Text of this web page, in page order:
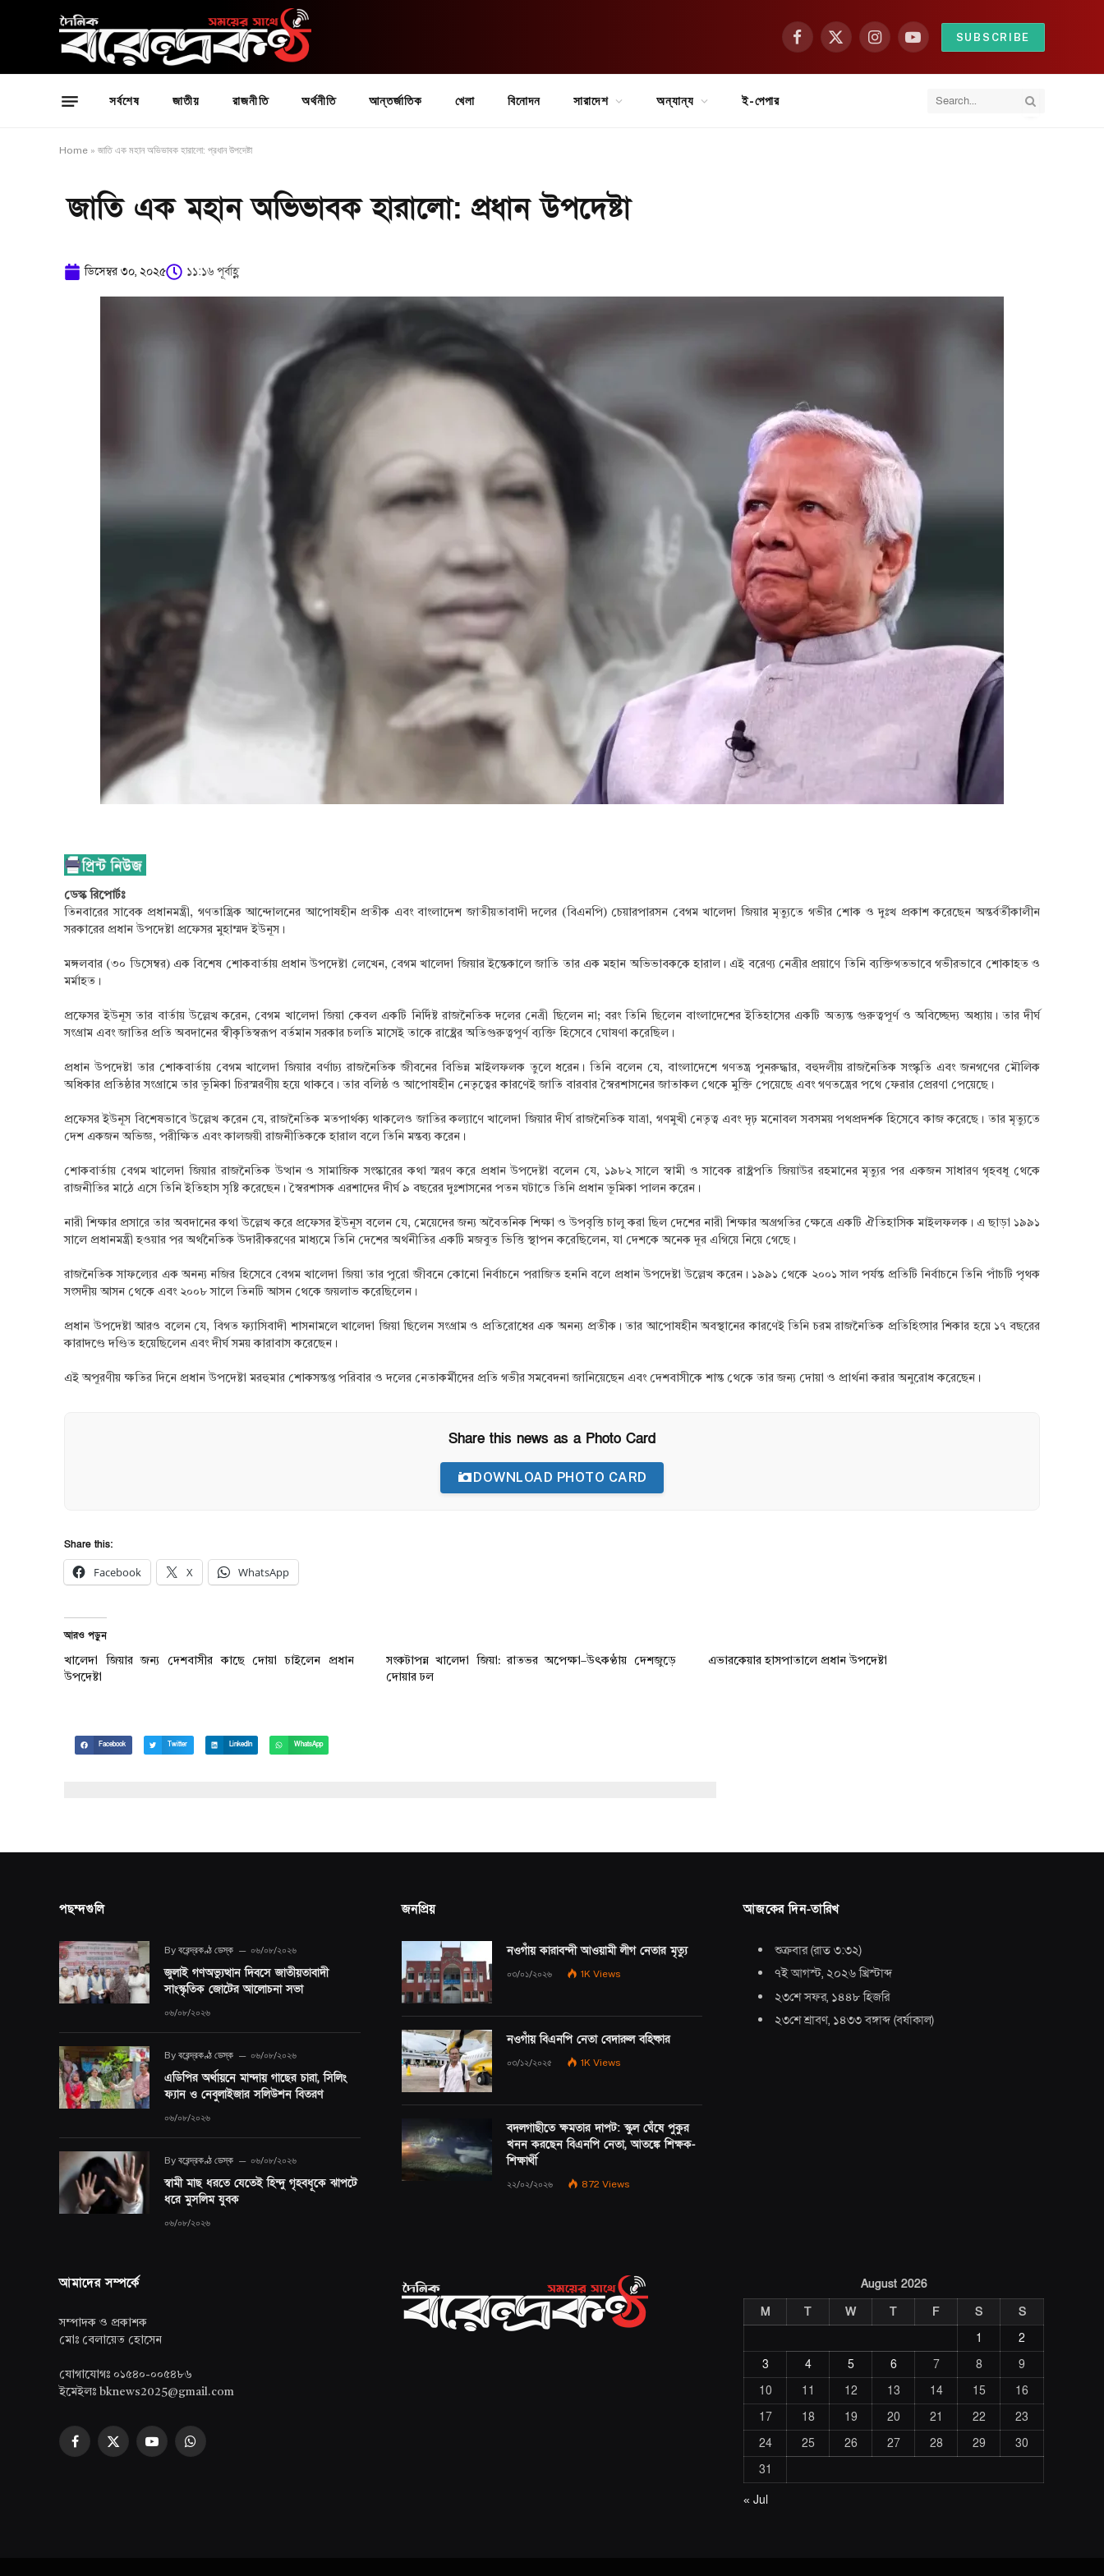
Facebook
X
InstagramYouTubeSUBSCRIBE
সর্বশেষ জাতীয় রাজনীতি অর্থনীতি আন্তর্জাতিক খেলা বিনোদন সারাদেশ অন্যান্য ই-পেপার
Home » জাতি এক মহান অভিভাবক হারালো: প্রধান উপদেষ্টা
জাতি এক মহান অভিভাবক হারালো: প্রধান উপদেষ্টা
ডিসেম্বর ৩০, ২০২৫ ১১:১৬ পূর্বাহ্ণ
ডেস্ক রিপোর্টঃ
তিনবারের সাবেক প্রধানমন্ত্রী, গণতান্ত্রিক আন্দোলনের আপোষহীন প্রতীক এবং বাংলাদেশ জাতীয়তাবাদী দলের (বিএনপি) চেয়ারপারসন বেগম খালেদা জিয়ার মৃত্যুতে গভীর শোক ও দুঃখ প্রকাশ করেছেন অন্তর্বর্তীকালীন
সরকারের প্রধান উপদেষ্টা প্রফেসর মুহাম্মদ ইউনূস।
মঙ্গলবার (৩০ ডিসেম্বর) এক বিশেষ শোকবার্তায় প্রধান উপদেষ্টা লেখেন, বেগম খালেদা জিয়ার ইন্তেকালে জাতি তার এক মহান অভিভাবককে হারাল। এই বরেণ্য নেত্রীর প্রয়াণে তিনি ব্যক্তিগতভাবে গভীরভাবে শোকাহত ও
মর্মাহত।
প্রফেসর ইউনূস তার বার্তায় উল্লেখ করেন, বেগম খালেদা জিয়া কেবল একটি নির্দিষ্ট রাজনৈতিক দলের নেত্রী ছিলেন না; বরং তিনি ছিলেন বাংলাদেশের ইতিহাসের একটি অত্যন্ত গুরুত্বপূর্ণ ও অবিচ্ছেদ্য অধ্যায়। তার দীর্ঘ
সংগ্রাম এবং জাতির প্রতি অবদানের স্বীকৃতিস্বরূপ বর্তমান সরকার চলতি মাসেই তাকে রাষ্ট্রের অতিগুরুত্বপূর্ণ ব্যক্তি হিসেবে ঘোষণা করেছিল।
প্রধান উপদেষ্টা তার শোকবার্তায় বেগম খালেদা জিয়ার বর্ণাঢ্য রাজনৈতিক জীবনের বিভিন্ন মাইলফলক তুলে ধরেন। তিনি বলেন যে, বাংলাদেশে গণতন্ত্র পুনরুদ্ধার, বহুদলীয় রাজনৈতিক সংস্কৃতি এবং জনগণের মৌলিক
অধিকার প্রতিষ্ঠার সংগ্রামে তার ভূমিকা চিরস্মরণীয় হয়ে থাকবে। তার বলিষ্ঠ ও আপোষহীন নেতৃত্বের কারণেই জাতি বারবার স্বৈরশাসনের জাতাকল থেকে মুক্তি পেয়েছে এবং গণতন্ত্রের পথে ফেরার প্রেরণা পেয়েছে।
প্রফেসর ইউনূস বিশেষভাবে উল্লেখ করেন যে, রাজনৈতিক মতপার্থক্য থাকলেও জাতির কল্যাণে খালেদা জিয়ার দীর্ঘ রাজনৈতিক যাত্রা, গণমুখী নেতৃত্ব এবং দৃঢ় মনোবল সবসময় পথপ্রদর্শক হিসেবে কাজ করেছে। তার মৃত্যুতে
দেশ একজন অভিজ্ঞ, পরীক্ষিত এবং কালজয়ী রাজনীতিককে হারাল বলে তিনি মন্তব্য করেন।
শোকবার্তায় বেগম খালেদা জিয়ার রাজনৈতিক উত্থান ও সামাজিক সংস্কারের কথা স্মরণ করে প্রধান উপদেষ্টা বলেন যে, ১৯৮২ সালে স্বামী ও সাবেক রাষ্ট্রপতি জিয়াউর রহমানের মৃত্যুর পর একজন সাধারণ গৃহবধূ থেকে
রাজনীতির মাঠে এসে তিনি ইতিহাস সৃষ্টি করেছেন। স্বৈরশাসক এরশাদের দীর্ঘ ৯ বছরের দুঃশাসনের পতন ঘটাতে তিনি প্রধান ভূমিকা পালন করেন।
নারী শিক্ষার প্রসারে তার অবদানের কথা উল্লেখ করে প্রফেসর ইউনূস বলেন যে, মেয়েদের জন্য অবৈতনিক শিক্ষা ও উপবৃত্তি চালু করা ছিল দেশের নারী শিক্ষার অগ্রগতির ক্ষেত্রে একটি ঐতিহাসিক মাইলফলক। এ ছাড়া ১৯৯১
সালে প্রধানমন্ত্রী হওয়ার পর অর্থনৈতিক উদারীকরণের মাধ্যমে তিনি দেশের অর্থনীতির একটি মজবুত ভিত্তি স্থাপন করেছিলেন, যা দেশকে অনেক দূর এগিয়ে নিয়ে গেছে।
রাজনৈতিক সাফল্যের এক অনন্য নজির হিসেবে বেগম খালেদা জিয়া তার পুরো জীবনে কোনো নির্বাচনে পরাজিত হননি বলে প্রধান উপদেষ্টা উল্লেখ করেন। ১৯৯১ থেকে ২০০১ সাল পর্যন্ত প্রতিটি নির্বাচনে তিনি পাঁচটি পৃথক
সংসদীয় আসন থেকে এবং ২০০৮ সালে তিনটি আসন থেকে জয়লাভ করেছিলেন।
প্রধান উপদেষ্টা আরও বলেন যে, বিগত ফ্যাসিবাদী শাসনামলে খালেদা জিয়া ছিলেন সংগ্রাম ও প্রতিরোধের এক অনন্য প্রতীক। তার আপোষহীন অবস্থানের কারণেই তিনি চরম রাজনৈতিক প্রতিহিংসার শিকার হয়ে ১৭ বছরের
কারাদণ্ডে দণ্ডিত হয়েছিলেন এবং দীর্ঘ সময় কারাবাস করেছেন।
এই অপূরণীয় ক্ষতির দিনে প্রধান উপদেষ্টা মরহুমার শোকসন্তপ্ত পরিবার ও দলের নেতাকর্মীদের প্রতি গভীর সমবেদনা জানিয়েছেন এবং দেশবাসীকে শান্ত থেকে তার জন্য দোয়া ও প্রার্থনা করার অনুরোধ করেছেন।
Share this news as a Photo Card
DOWNLOAD PHOTO CARD
Share this:
Facebook X WhatsApp
আরও পড়ুন
খালেদা জিয়ার জন্য দেশবাসীর কাছে দোয়া চাইলেন প্রধান
উপদেষ্টা
সংকটাপন্ন খালেদা জিয়া: রাতভর অপেক্ষা–উৎকণ্ঠায় দেশজুড়ে
দোয়ার ঢল
এভারকেয়ার হাসপাতালে প্রধান উপদেষ্টা
Facebook Twitter LinkedIn WhatsApp
পছন্দগুলি
By বরেন্দ্রকণ্ঠ ডেস্ক ০৬/০৮/২০২৬
জুলাই গণঅভ্যুত্থান দিবসে জাতীয়তাবাদী
সাংস্কৃতিক জোটের আলোচনা সভা
০৬/০৮/২০২৬
By বরেন্দ্রকণ্ঠ ডেস্ক ০৬/০৮/২০২৬
এডিপির অর্থায়নে মান্দায় গাছের চারা, সিলিং
ফ্যান ও নেবুলাইজার সলিউশন বিতরণ
০৬/০৮/২০২৬
By বরেন্দ্রকণ্ঠ ডেস্ক ০৬/০৮/২০২৬
স্বামী মাছ ধরতে যেতেই হিন্দু গৃহবধূকে ঝাপটে
ধরে মুসলিম যুবক
০৬/০৮/২০২৬
জনপ্রিয়
নওগাঁয় কারাবন্দী আওয়ামী লীগ নেতার মৃত্যু
০৩/০১/২০২৬ 1K Views
নওগাঁয় বিএনপি নেতা বেদারুল বহিষ্কার
০৩/১২/২০২৫ 1K Views
বদলগাছীতে ক্ষমতার দাপট: স্কুল ঘেঁষে পুকুর
খনন করছেন বিএনপি নেতা, আতঙ্কে শিক্ষক-
শিক্ষার্থী
২২/০২/২০২৬ 872 Views
আজকের দিন-তারিখ
শুক্রবার(রাত ৩:৩২)
৭ই আগস্ট, ২০২৬ খ্রিস্টাব্দ
২৩শে সফর, ১৪৪৮ হিজরি
২৩শে শ্রাবণ, ১৪৩৩ বঙ্গাব্দ (বর্ষাকাল)
আমাদের সম্পর্কে
সম্পাদক ও প্রকাশক
মোঃ বেলায়েত হোসেন
যোগাযোগঃ ০১৫৪০-০০৫৪৮৬
ইমেইলঃ bknews2025@gmail.com
Facebook
X
YouTubeWhatsApp
August 2026
M
T W T F S
S
1
2
3
4 5 6 7 8
9
10
11 12 13 14 15
16
17
18 19 20 21 22
23
24
25 26 27 28 29
30
31
« Jul